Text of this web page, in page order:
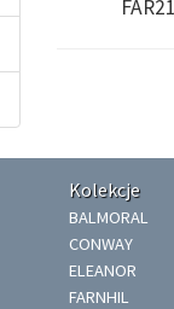
Kolekcje
BALMORAL
CONWAY
ELEANOR
FARNHIL